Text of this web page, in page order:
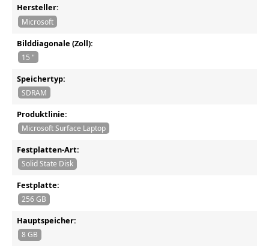
Hersteller:
Microsoft
Bilddiagonale (Zoll):
15 "
Speichertyp:
SDRAM
Produktlinie:
Microsoft Surface Laptop
Festplatten-Art:
Solid State Disk
Festplatte:
256 GB
Hauptspeicher:
8 GB